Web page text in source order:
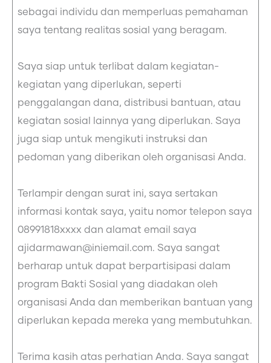
sebagai individu dan memperluas pemahaman
saya tentang realitas sosial yang beragam.
Saya siap untuk terlibat dalam kegiatan-
kegiatan yang diperlukan, seperti
penggalangan dana, distribusi bantuan, atau
kegiatan sosial lainnya yang diperlukan. Saya
juga siap untuk mengikuti instruksi dan
pedoman yang diberikan oleh organisasi Anda.
Terlampir dengan surat ini, saya sertakan
informasi kontak saya, yaitu nomor telepon saya
08991818xxxx dan alamat email saya
ajidarmawan@iniemail.com. Saya sangat
berharap untuk dapat berpartisipasi dalam
program Bakti Sosial yang diadakan oleh
organisasi Anda dan memberikan bantuan yang
diperlukan kepada mereka yang membutuhkan.
Terima kasih atas perhatian Anda. Saya sangat